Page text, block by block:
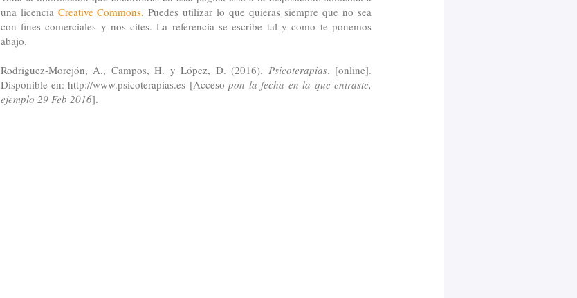
una licencia Creative Commons. Puedes utilizar lo que quieras siempre que no sea
con fines comerciales y nos cites. La referencia se escribe tal y como te ponemos
abajo.
Rodriguez-Morejón, A., Campos, H. y López, D. (2016). Psicoterapias. [online].
Disponible en: http://www.psicoterapias.es [Accesopon la fecha en la que entraste,
ejemplo 29 Feb 2016].